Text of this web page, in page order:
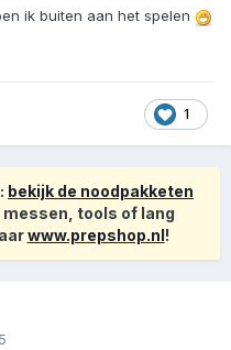
ik buiten aan het spelen
1
bekijk de noodpakketen
tools of lang
www.prepshop.nl!